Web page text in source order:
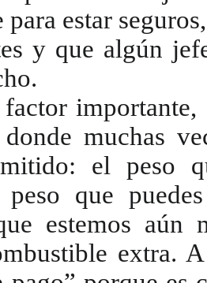
estar
y que algún
importante,
muchas
el peso
que
estemos aún
extra.